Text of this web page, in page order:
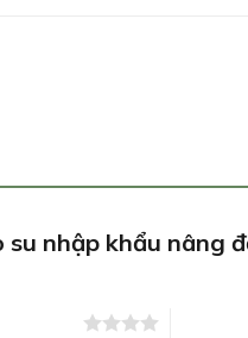
nhập khẩu nâng